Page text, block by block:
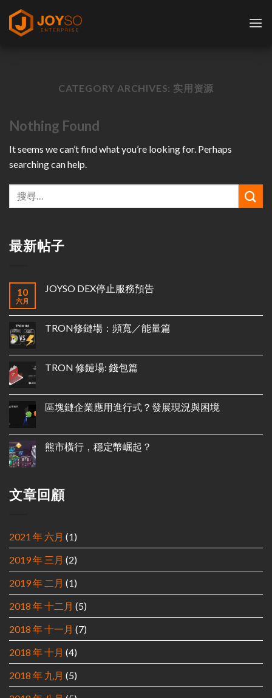
Skip
content
CATEGORY ARCHIVES: 实用资源
Nothing Found
It seems we can’t find what you’re looking for. Perhaps
searching can help.
最新帖子
10
六月
JOYSO DEX停止服務預告
TRON修鏈場：頻寬／能量篇
TRON 修鏈場: 錢包篇
區塊鏈企業應用進行式？發展現況與困境
熊市橫行，穩定幣崛起？
文章回顧
2021 年 六月 (1)
2019 年 三月 (2)
2019 年 二月 (1)
2018 年 十二月 (5)
2018 年 十一月 (7)
2018 年 十月 (4)
2018 年 九月 (5)